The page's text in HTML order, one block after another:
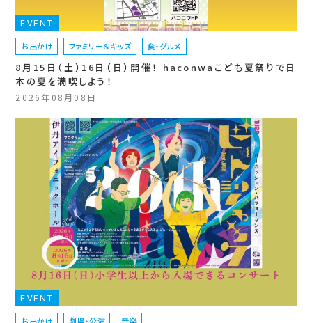
EVENT
お出かけ ファミリー＆キッズ 食・グルメ
8月15日（土）16日（日）開催！ haconwaこども夏祭りで日
本の夏を満喫しよう！
2026年08月08日
EVENT
お出かけ 劇場・公演 音楽